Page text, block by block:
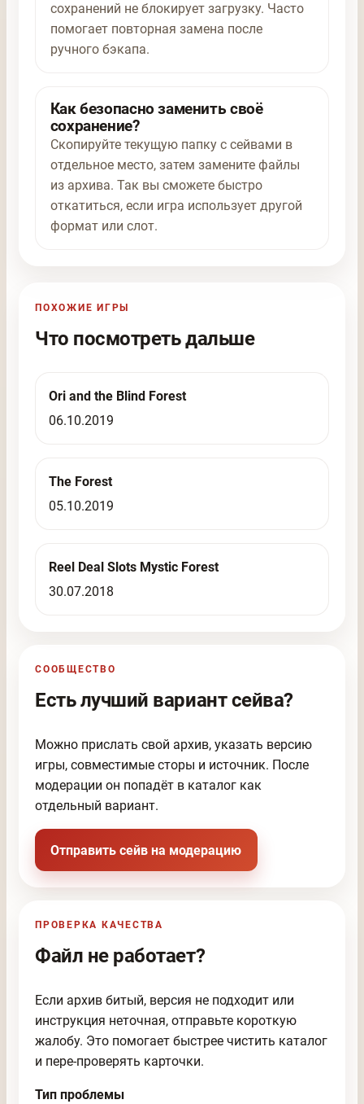
сохранений не блокирует загрузку. Часто
помогает повторная замена после
ручного бэкапа.
Как безопасно заменить своё
сохранение?
Скопируйте текущую папку с сейвами в
отдельное место, затем замените файлы
из архива. Так вы сможете быстро
откатиться, если игра использует другой
формат или слот.
ПОХОЖИЕ ИГРЫ
Что посмотреть дальше
Ori and the Blind Forest
06.10.2019
The Forest
05.10.2019
Reel Deal Slots Mystic Forest
30.07.2018
СООБЩЕСТВО
Есть лучший вариант сейва?
Можно прислать свой архив, указать версию
игры, совместимые сторы и источник. После
модерации он попадёт в каталог как
отдельный вариант.
Отправить сейв на модерацию
ПРОВЕРКА КАЧЕСТВА
Файл не работает?
Если архив битый, версия не подходит или
инструкция неточная, отправьте короткую
жалобу. Это помогает быстрее чистить каталог
и пере-проверять карточки.
Тип проблемы